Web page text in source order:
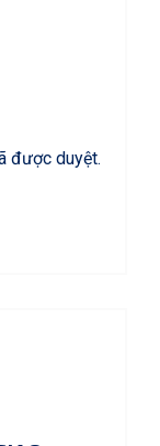
được duyệt.